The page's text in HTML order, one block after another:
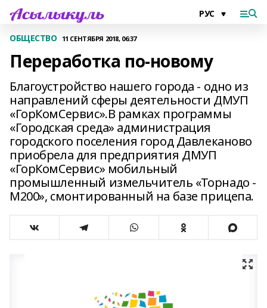
ОБЩЕСТВО 11 СЕНТЯБРЯ 2018, 06:37
Переработка по-новому
Благоустройство нашего города - одно из
направлений сферы деятельности ДМУП
«ГорКомСервис».В рамках программы
«Городская среда» администрация
городского поселения город Давлеканово
приобрела для предприятия ДМУП
«ГорКомСервис» мобильный
промышленный измельчитель «Торнадо -
М200», смонтированный на базе прицепа.